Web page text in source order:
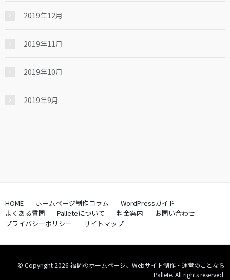
2019年12月
2019年11月
2019年10月
2019年9月
HOME ホームページ制作コラム
WordPressガイド
よくある質問
Palleteについて 料金案内
お問い合わせ
プライバシーポリシー
サイトマップ
© Copyright 2026 福岡のホームページ、Webサイト制作・運営のことなら
Pallete. All rights reserved.